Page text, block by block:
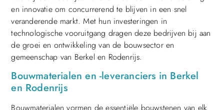
en innovatie om concurrerend te blijven in een snel
veranderende markt. Met hun investeringen in
technologische vooruitgang dragen deze bedrijven bij aan
de groei en ontwikkeling van de bouwsector en
gemeenschap van Berkel en Rodenrijs.
Bouwmaterialen en -leveranciers in Berkel
en Rodenrijs